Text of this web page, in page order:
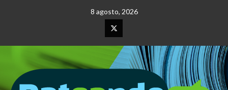
8 agosto, 2026
Elemento
del
menú